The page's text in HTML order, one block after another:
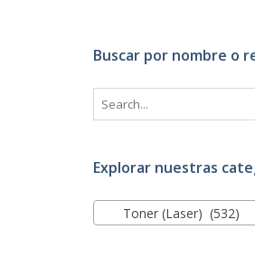
Buscar por nombre o
Explorar nuestras
Toner (Laser) (532)